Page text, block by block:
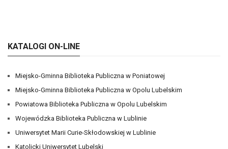
KATALOGI ON-LINE
Miejsko-Gminna Biblioteka Publiczna w Poniatowej
Miejsko-Gminna Biblioteka Publiczna w Opolu Lubelskim
Powiatowa Biblioteka Publiczna w Opolu Lubelskim
Wojewódzka Biblioteka Publiczna w Lublinie
Uniwersytet Marii Curie-Skłodowskiej w Lublinie
Katolicki Uniwersytet Lubelski